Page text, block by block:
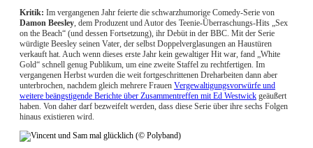
Kritik: Im vergangenen Jahr feierte die schwarzhumorige Comedy-Serie von
Damon Beesley, dem Produzent und Autor des Teenie-Überraschungs-Hits „Sex
on the Beach“ (und dessen Fortsetzung), ihr Debüt in der BBC. Mit der Serie
würdigte Beesley seinen Vater, der selbst Doppelverglasungen an Haustüren
verkauft hat. Auch wenn dieses erste Jahr kein gewaltiger Hit war, fand „White
Gold“ schnell genug Publikum, um eine zweite Staffel zu rechtfertigen. Im
vergangenen Herbst wurden die weit fortgeschrittenen Dreharbeiten dann aber
unterbrochen, nachdem gleich mehrere Frauen Vergewaltigungsvorwürfe und
weitere beängstigende Berichte über Zusammentreffen mit Ed Westwick geäußert
haben. Von daher darf bezweifelt werden, dass diese Serie über ihre sechs Folgen
hinaus existieren wird.